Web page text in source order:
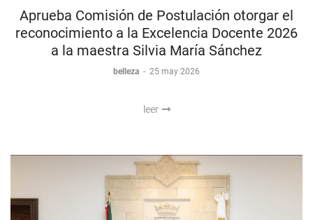
Aprueba Comisión de Postulación otorgar el
reconocimiento a la Excelencia Docente 2026
a la maestra Silvia María Sánchez
belleza - 25 may 2026
leer